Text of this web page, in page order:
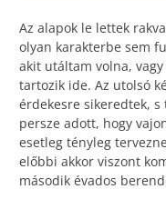
Az alapok le lettek
olyan karakterbe sem
akit utáltam volna,
tartozik ide. Az utolsó
érdekesre sikeredtek, s
persze adott, hogy
esetleg tényleg
előbbi akkor viszont
második évados